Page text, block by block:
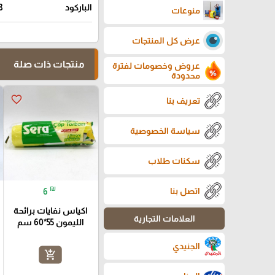
منوعات
عرض كل المنتجات
عروض وخصومات لفترة
محدودة
تعريف بنا
سياسة الخصوصية
سكنات طلاب
اتصل بنا
العلامات التجارية
الجنيدي
الباركود
منتجات ذات صلة
favorite_border
6 ₪
اكياس نفايات برائحة
الليمون 55*60 سم
add_shopping_cart